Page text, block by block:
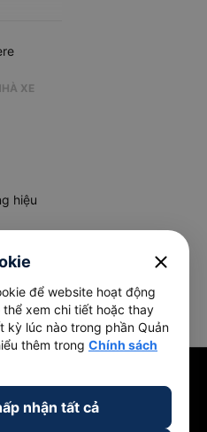
XE
hiệu
HOÁ
hoá
close
để website hoạt động
thể xem chi tiết hoặc thay
kỳ lúc nào trong phần Quản
thêm trong Chính sách
nhận tất cả